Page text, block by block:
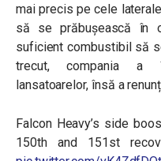
mai precis pe cele
să se prăbușească în
suficient combustibil să
trecut, compania a
lansatoarelor, însă a
Falcon Heavy’s side
150th and 151st